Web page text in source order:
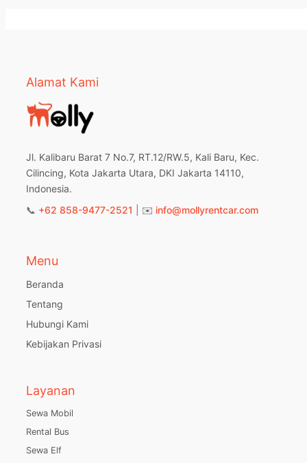
Alamat Kami
Jl. Kalibaru Barat 7 No.7, RT.12/RW.5, Kali Baru, Kec.
Cilincing, Kota Jakarta Utara, DKI Jakarta 14110,
Indonesia.
📞 +62 858-9477-2521 | ✉️ info@mollyrentcar.com
Menu
Beranda
Tentang
Hubungi Kami
Kebijakan Privasi
Layanan
Sewa Mobil
Rental Bus
Sewa Elf